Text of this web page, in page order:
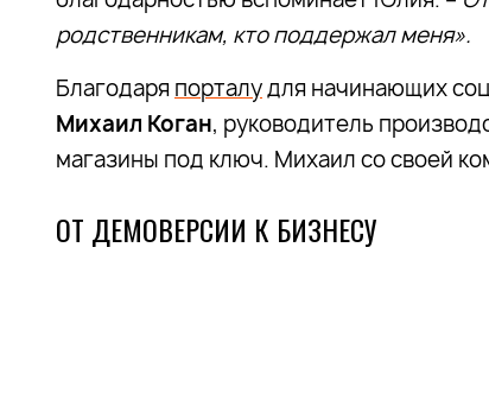
родственникам, кто поддержал меня».
Благодаря порталудля начинающих
Михаил Коган, руководитель
магазины под ключ. Михаил со своей
ОТ ДЕМОВЕРСИИ К БИЗНЕСУ